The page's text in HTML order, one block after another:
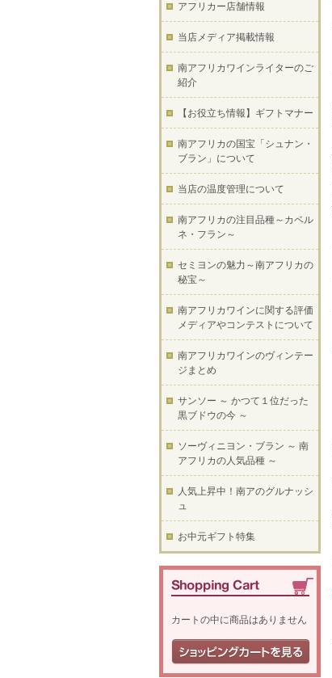
アフリカー店舗情報
当店メディア掲載情報
南アフリカワインライターのご
紹介
【お役立ち情報】ギフトマナー
南アフリカの国宝「シュナン・
ブラン」について
当店の温度管理について
南アフリカの注目品種～カベル
ネ・フラン～
セミヨンの魅力～南アフリカの
秘宝～
南アフリカワインに関する評価
メディアやコンテストについて
南アフリカワインのヴィンテー
ジまとめ
サンソー ～ かつて１位だった
黒ブドウの今 ～
ソーヴィニヨン・ブラン ～ 南
アフリカの人気品種 ～
人気上昇中！南アのグルナッシ
ュ
お中元ギフト特集
カートの中に商品はありません